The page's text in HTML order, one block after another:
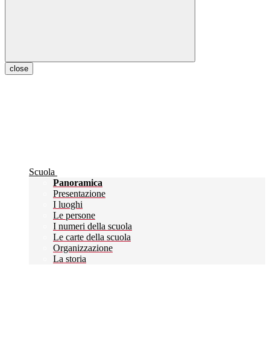
close
Scuola
Panoramica
Presentazione
I luoghi
Le persone
I numeri della scuola
Le carte della scuola
Organizzazione
La storia